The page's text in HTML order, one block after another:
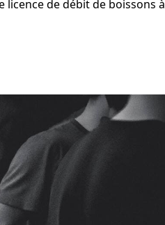
de débit de boissons à